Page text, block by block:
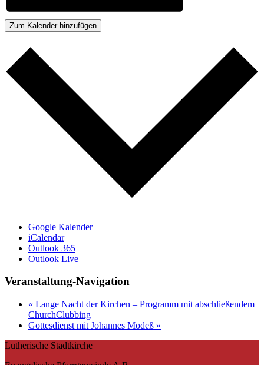
Zum Kalender hinzufügen
Google Kalender
iCalendar
Outlook 365
Outlook Live
Veranstaltung-Navigation
« Lange Nacht der Kirchen – Programm mit abschließendem
ChurchClubbing
Gottesdienst mit Johannes Modeß »
Lutherische Stadtkirche